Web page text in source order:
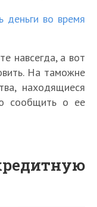
деньги во время
навсегда, а вот
На таможне
находящиеся
сообщить о ее